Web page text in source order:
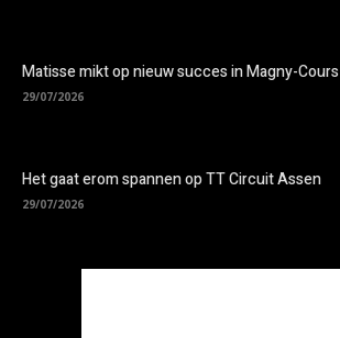
Matisse mikt op nieuw succes in Magny-Cours
29/07/2026
Het gaat erom spannen op TT Circuit Assen
29/07/2026